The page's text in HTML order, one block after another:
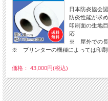
日本防炎協会
防炎性能が求
印刷面の生地
応
※ 屋外での長
※ プリンターの機種によっては印刷
価格： 43,000円(税込)